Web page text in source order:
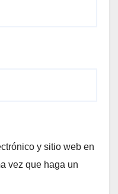
y sitio web en
vez que haga un